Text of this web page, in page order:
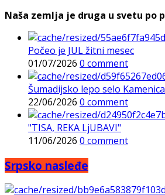
Naša zemlja je druga u svetu po
Počeo je JUL žitni mesec
01/07/2026 0 comment
Šumadijsko lepo selo
22/06/2026 0 comment
"TISA, REKA LjUBAVI"
11/06/2026 0 comment
Srpsko nasleđe